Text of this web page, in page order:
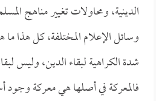
الدينية، ومحاولات تغيير مناهج
وسائل الإعلام المختلفة، كل هذا
شدة الكراهية لبقاء الدين، وليس
فالمعركة في أصلها هي معركة وجود